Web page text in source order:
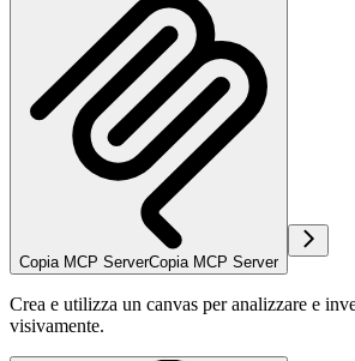
Copia MCP ServerCopia MCP Server
Crea e utilizza un canvas per analizzare e
visivamente.